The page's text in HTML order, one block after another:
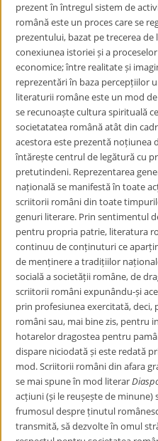
prezent în întregul sistem de
română este un proces care se
prezentului, bazat pe trecerea
conexiunea istoriei și a
economice; între realitate și
reprezentări în baza percepțiilor
literaturii române este un mod
se recunoaște cultura spirituală
societatatea română atât din
acestora este prezentă noțiunea
întărește centrul de legătură cu
pretutindeni. Reprezentarea
națională se manifestă în toate
scriitorii români din toate
genuri literare. Prin sentimentul
pentru propria patrie, literatura
continuu de conținuturi ce
de menținere a tradițiilor
socială a societății române, de
scriitorii români expunându-și
prin profesiunea exercitată,
români sau, mai bine zis, pentru
hotarelor dragostea pentru
dispare niciodată și este redată
mod. Scriitorii români din afara
se mai spune în mod literar
acțiuni (și le reușește de minune)
frumosul despre ținutul
transmită, să dezvolte în omul